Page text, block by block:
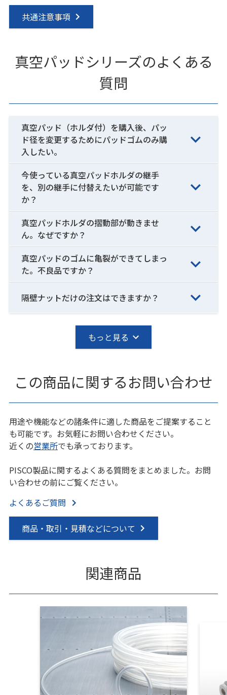
共通注意事項
真空パッドシリーズのよくある
質問
真空パッド（ホルダ付）を購入後、パッ
ド径を変更するためにパッドゴムのみ購
入したい。
今使っている真空パッドホルダの継手
を、別の継手に付替えたいが可能です
か？
真空パッドホルダの摺動部が動きませ
ん。なぜですか？
真空パッドのゴムに亀裂ができてしまっ
た。不良品ですか？
隔壁ナットだけの注文はできますか？
もっと見る
この商品に関するお問い合わせ
用途や機能などの諸条件に適した商品をご提案すること
も可能です。お気軽にお問い合わせください。
近くの営業所でも承っております。
PISCO製品に関するよくある質問をまとめました。お問
い合わせの前にご覧ください。
よくあるご質問
商品・取引・見積などについて
関連商品